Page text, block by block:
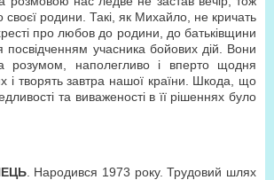
своєї родини. Такі, як Михайло, не кричать
про любов до родини, до батьківщини
посвідченням учасника бойових дій. Вони
розумом, наполегливо і вперто щодня
і творять завтра нашої країни. Шкода, що
та виваженості в її рішеннях було
. Народився 1973 року. Трудовий шлях